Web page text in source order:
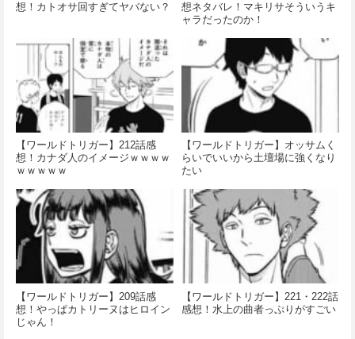
想！カトオサ回すぎてヤバない？
想ネタバレ！マキリサそういうキ
ャラだったのか！
【ワールドトリガー】212話感
想！カナダ人のイメージｗｗｗｗ
ｗｗｗｗｗ
【ワールドトリガー】オッサムく
らいでいいから土壇場に強くなり
たい
【ワールドトリガー】209話感
想！やっぱカトリーヌはヒロイン
じゃん！
【ワールドトリガー】221・222話
感想！水上の曲者っぷりがすごい